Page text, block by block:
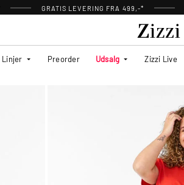
GRATIS LEVERING FRA 499,-*
Linjer Preorder Udsalg Zizzi Live